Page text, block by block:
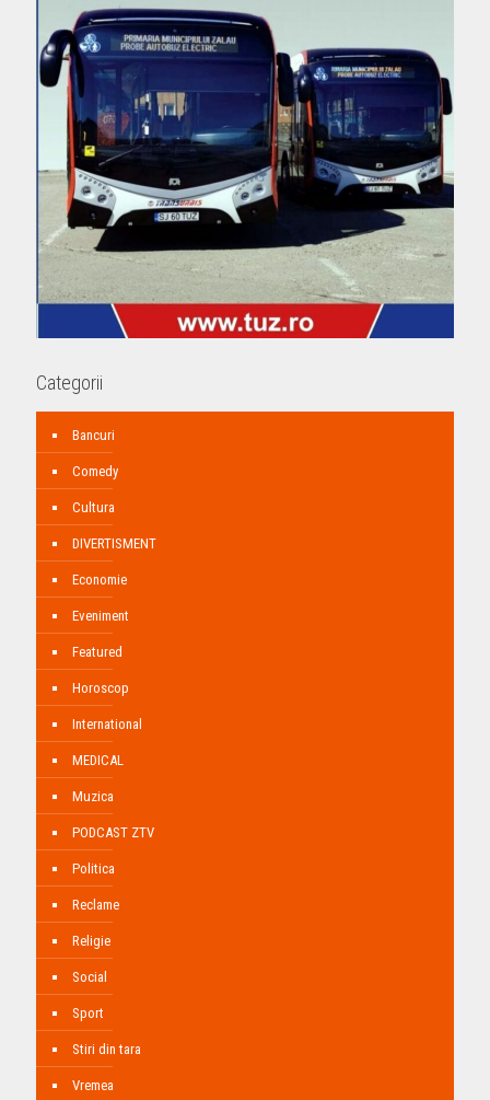
Categorii
Bancuri
Comedy
Cultura
DIVERTISMENT
Economie
Eveniment
Featured
Horoscop
International
MEDICAL
Muzica
PODCAST ZTV
Politica
Reclame
Religie
Social
Sport
Stiri din tara
Vremea